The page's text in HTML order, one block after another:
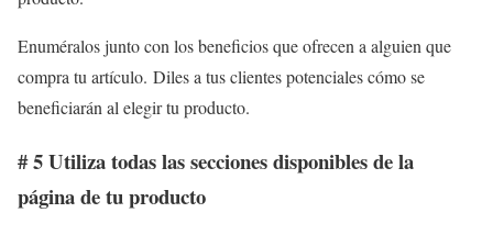
Enuméralos junto con los beneficios que ofrecen a alguien que
compra tu artículo. Diles a tus clientes potenciales cómo se
beneficiarán al elegir tu producto.
# 5 Utiliza todas las secciones disponibles de la
página de tu producto